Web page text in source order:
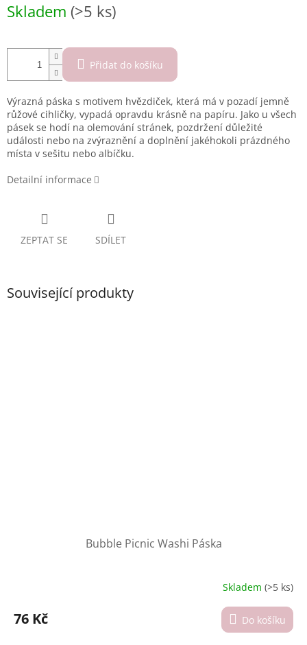
cena:
Skladem (>5 ks)
Přidat do košíku
Výrazná páska s motivem hvězdiček, která má v pozadí jemně
růžové cihličky, vypadá opravdu krásně na papíru. Jako u všech
pásek se hodí na olemování stránek, pozdržení důležité
události nebo na zvýraznění a doplnění jakéhokoli prázdného
místa v sešitu nebo albíčku.
Detailní informace
ZEPTAT SE SDÍLET
Související produkty
Bubble Picnic Washi Páska
produktu
je
Skladem(>5 ks)
76 Kč Do košíku